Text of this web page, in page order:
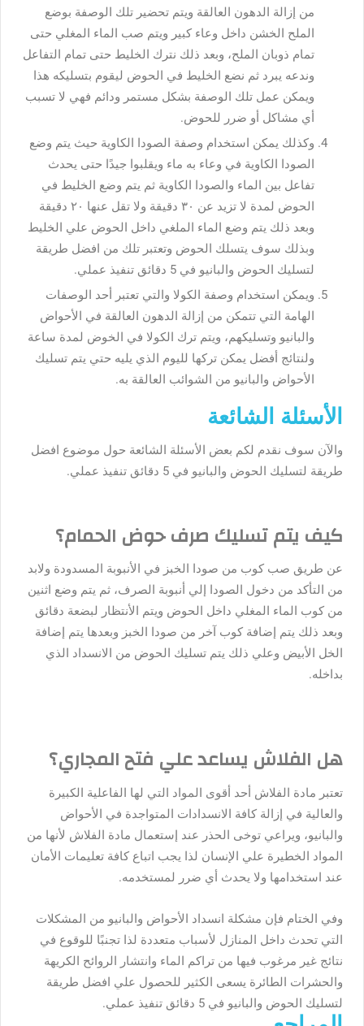
من إزالة الدهون العالقة ويتم تحضير تلك الوصفة بوضع
الملح الخشن داخل وعاء كبير ويتم صب الماء المغلي حتى
تمام ذوبان الملح، وبعد ذلك نترك الخليط حتى تمام التفاعل
وندعه يبرد ثم نضع الخليط في الحوض ليقوم بتسليكه هذا
ويمكن عمل تلك الوصفة بشكل مستمر ودائم فهي لا تسبب
أي مشاكل أو ضرر للحوض.
وكذلك يمكن استخدام وصفة الصودا الكاوية حيث يتم وضع
الصودا الكاوية في وعاء به ماء ويقلبوا جيدًا حتى يحدث
تفاعل بين الماء والصودا الكاوية ثم يتم وضع الخليط في
الحوض لمدة لا تزيد عن ٣٠ دقيقة ولا تقل عنها ٢٠ دقيقة
وبعد ذلك يتم وضع الماء الملغي داخل الحوض علي الخليط
وبذلك سوف يتسلك الحوض وتعتبر تلك من افضل طريقة
لتسليك الحوض والبانيو في 5 دقائق تنفيذ عملي.
ويمكن استخدام وصفة الكولا والتي تعتبر أحد الوصفات
الهامة التي تتمكن من إزالة الدهون العالقة في الأحواض
والبانيو وتسليكهم، ويتم ترك الكولا في الخوض لمدة ساعة
ولنتائج أفضل يمكن تركها لليوم الذي يليه حتي يتم تسليك
الأحواض والبانيو من الشوائب العالقة به.
الأسئلة الشائعة
والآن سوف نقدم لكم بعض الأسئلة الشائعة حول موضوع افضل
طريقة لتسليك الحوض والبانيو في 5 دقائق تنفيذ عملي.
كيف يتم تسليك صرف حوض الحمام؟
عن طريق صب كوب من صودا الخبز في الأنبوبة المسدودة ولابد
من التأكد من دخول الصودا إلي أنبوبة الصرف، ثم يتم وضع اثنين
من كوب الماء المغلي داخل الحوض ويتم الأنتظار لبضعة دقائق
وبعد ذلك يتم إضافة كوب آخر من صودا الخبز وبعدها يتم إضافة
الخل الأبيض وعلي ذلك يتم تسليك الحوض من الانسداد الذي
بداخله.
هل الفلاش يساعد علي فتح المجاري؟
تعتبر مادة الفلاش أحد أقوى المواد التي لها الفاعلية الكبيرة
والعالية في إزالة كافة الانسدادات المتواجدة في الأحواض
والبانيو، ويراعي توخى الحذر عند إستعمال مادة الفلاش لأنها من
المواد الخطيرة علي الإنسان لذا يجب اتباع كافة تعليمات الأمان
عند استخدامها ولا يحدث أي ضرر لمستخدمه.
وفي الختام فإن مشكلة انسداد الأحواض والبانيو من المشكلات
التي تحدث داخل المنازل لأسباب متعددة لذا تجنبًا للوقوع في
نتائج غير مرغوب فيها من تراكم الماء وانتشار الروائح الكريهة
والحشرات الطائرة يسعى الكثير للحصول علي افضل طريقة
لتسليك الحوض والبانيو في 5 دقائق تنفيذ عملي.